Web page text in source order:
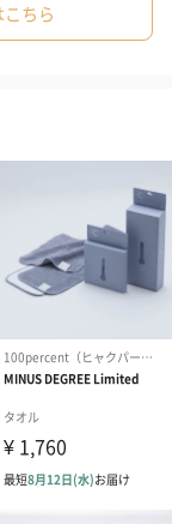
のエキス）やエ
気温の変化に反
られていまし
ル」に出てくるノ
象については謎が
代では予測機と
が変わるように、
楽しみくださ
ちら